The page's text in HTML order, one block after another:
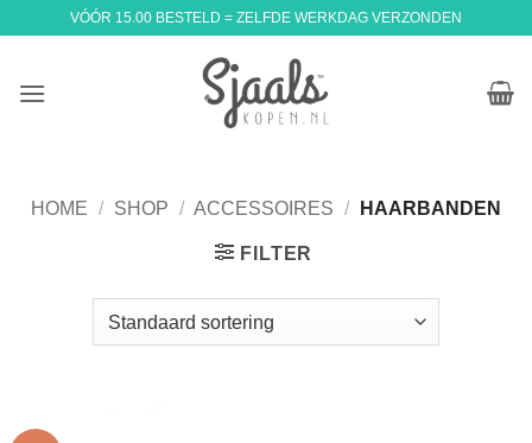
VÓÓR 15.00 BESTELD = ZELFDE WERKDAG VERZONDEN
HOME / SHOP / ACCESSOIRES / HAARBANDEN
FILTER